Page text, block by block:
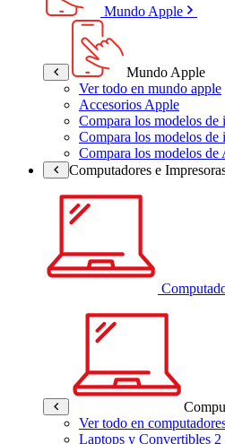
Mundo Apple
Mundo Apple
Ver todo en mundo apple
Accesorios Apple
Compara los modelos de
Compara los modelos de
Compara los modelos de
Computadores e
Ver todo en
Laptops y Convertibles 2